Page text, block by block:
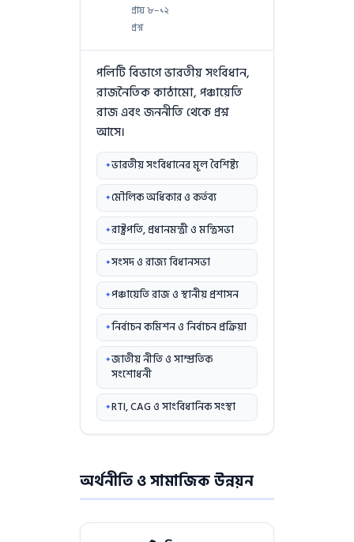
প্রায় ৮–১২
প্রশ্ন
পলিটি বিভাগে ভারতীয় সংবিধান,
রাজনৈতিক কাঠামো, পঞ্চায়েতি
রাজ এবং জননীতি থেকে প্রশ্ন
আসে।
ভারতীয় সংবিধানের মূল বৈশিষ্ট্য
মৌলিক অধিকার ও কর্তব্য
রাষ্ট্রপতি, প্রধানমন্ত্রী ও মন্ত্রিসভা
সংসদ ও রাজ্য বিধানসভা
পঞ্চায়েতি রাজ ও স্থানীয় প্রশাসন
নির্বাচন কমিশন ও নির্বাচন প্রক্রিয়া
জাতীয় নীতি ও সাম্প্রতিক
সংশোধনী
RTI, CAG ও সাংবিধানিক সংস্থা
অর্থনীতি ও সামাজিক উন্নয়ন